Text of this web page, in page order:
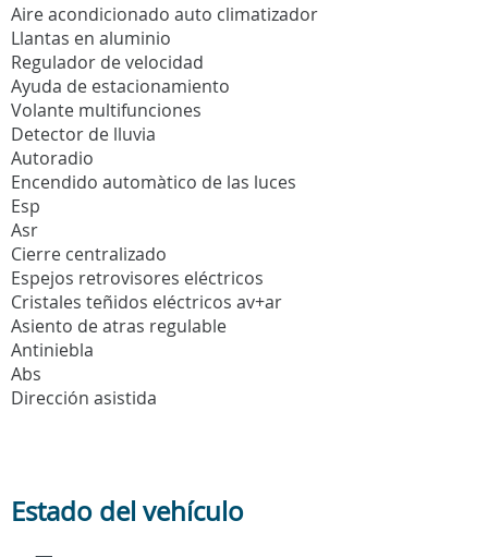
Aire acondicionado auto climatizador
Llantas en aluminio
Regulador de velocidad
Ayuda de estacionamiento
Volante multifunciones
Detector de lluvia
Autoradio
Encendido automàtico de las luces
Esp
Asr
Cierre centralizado
Espejos retrovisores eléctricos
Cristales teñidos eléctricos av+ar
Asiento de atras regulable
Antiniebla
Abs
Dirección asistida
Estado del vehículo